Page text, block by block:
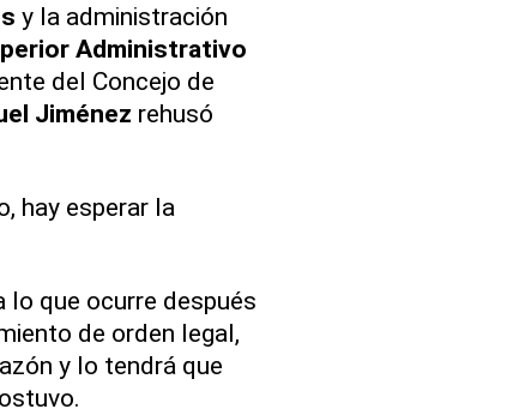
y la administración
Administrativo
del Concejo de
Jiménez rehusó
hay esperar la
lo que ocurre después
de orden legal,
y lo tendrá que